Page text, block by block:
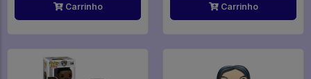
Carrinho Carrinho